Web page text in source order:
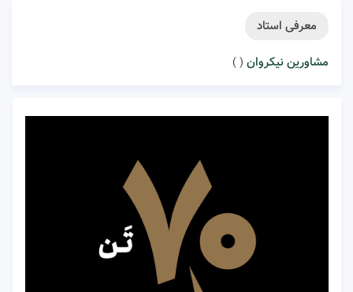
معرفی استاد
مشاورین نیکروان ( )